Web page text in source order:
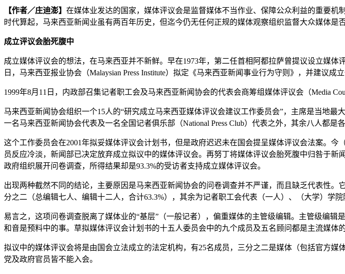
【作者／庄迪澎】 在媒体业发达的国家，媒体评议会是监督媒体不当作业、保障公众利益的重要机
时代算起，马来西亚新闻业虽有两百年历史，但迄今仍无任何正规的媒体观察组织监督大众媒体是
成立评议会胎死腹中
成立媒体评议会的想法，在马来西亚并不新鲜。早在1973年，第二任首相阿都拉萨曾提议设立媒
日，马来西亚报业协会（Malaysian Press Institute）拟定《马来西亚新闻事业行为守则》，并建议
1999年8月11日，内政部召集记者职工会及马来西亚新闻协会的代表会商筹组媒体评议会（Media
马来西亚新闻协会组织一个15人的“研究成立马来西亚媒体评议会建议工作委员会”，主席是当地
一名马来西亚新闻协会代表及一名全国记者俱乐部（National Press Club）代表之外，其余八人都
这个工作委员会在2001年拟妥媒体评议会计划书，但是政府迟迟未在国会提呈媒体评议会法案。
员反应冷淡，新闻部已决定放弃成立拟议中的媒体评议会。再努丁将媒体评议会胎死腹中归咎于
政府组织展开问卷调查，所得结果却是93.3%的受访者支持成立媒体评议会。
出现两种截然不同的结论，主要原因是马来西亚新闻协会的问卷调查并不严谨，而且缺乏代表性
分之二（总编辑七人、编辑十二人，合计63.3%），其余为记者职工会代表（一人）、（大学）学院
易言之，这项问卷调查脱离了媒体业的“基层”（一般记者），偏重媒体的主管级编辑。主管级编
和音是预料中的事。草拟媒体评议会计划书的十五人委员会中的九个成员及五名顾问都是主流媒体
拟议中的媒体评议会将是由国会立法成立的法定机构，有25名成员，三分之二是媒体（包括官方
党及政府官员皆不能入会。